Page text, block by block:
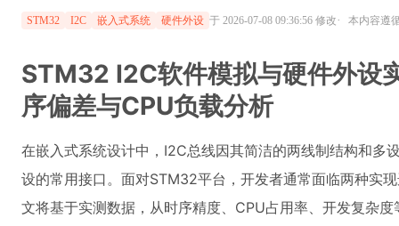
STM32 I2C 嵌入式系统 硬件外设 于 2026-07-08 09:36:56 修改· 本内容遵
STM32 I2C软件模拟与硬件外设
序偏差与CPU负载分析
在嵌入式系统设计中，I2C总线因其简洁的两线制结构和多
设的常用接口。面对STM32平台，开发者通常面临两种实
文将基于实测数据，从时序精度、CPU占用率、开发复杂